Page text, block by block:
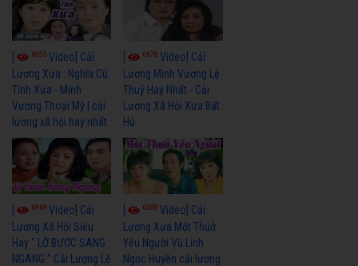
6055 Video] Cải
Lương Xưa : Nghĩa Cũ
Tình Xưa - Minh
Vương Thoại Mỹ | cải
lương xã hội hay nhất
6678Video] Cải
Lương Minh Vương Lệ
Thuỷ Hay Nhất - Cải
Lương Xã Hội Xưa Bất
Hủ
6969 Video] Cải
Lương Xã Hội Siêu
Hay " LỠ BƯỚC SANG
NGANG " Cải Lương Lệ
6388Video] Cải
Lương Xưa Một Thuở
Yêu Người Vũ Linh
Ngọc Huyền cải lương